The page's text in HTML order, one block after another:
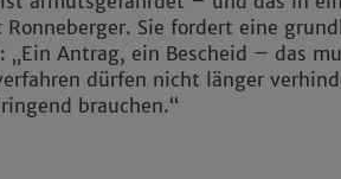
Sie fordert eine
„Ein Antrag, ein Bescheid – das
dürfen nicht länger
brauchen.“